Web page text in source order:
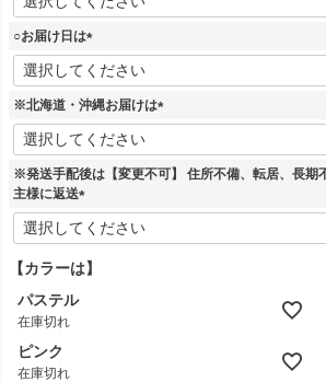
必
○お届け日は
(
必
須
※北海道・沖縄お届けは
(
須
※発送手配後は【変更不可】 住所不備、転居、長期
主様に返送
(
必
須
)
【カラーは】
パステル
在庫切れ
ピンク
在庫切れ